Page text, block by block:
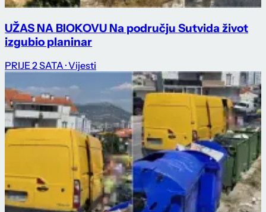
UŽAS NA BIOKOVU Na području Sutvida život
izgubio planinar
PRIJE 2 SATA · Vijesti